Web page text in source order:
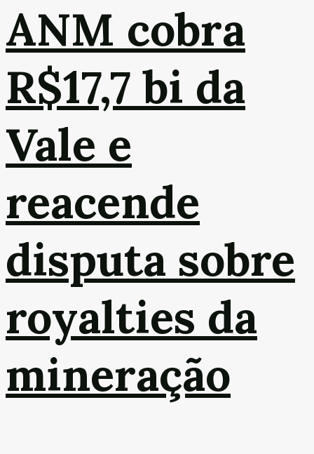
ANM cobra
R$17,7 bi da
Vale e
reacende
disputa sobre
royalties da
mineração